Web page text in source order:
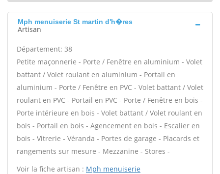
Mph menuiserie St martin d'h�res
Artisan
Département: 38
Petite maçonnerie - Porte / Fenêtre en aluminium - Volet
battant / Volet roulant en aluminium - Portail en
aluminium - Porte / Fenêtre en PVC - Volet battant / Volet
roulant en PVC - Portail en PVC - Porte / Fenêtre en bois -
Porte intérieure en bois - Volet battant / Volet roulant en
bois - Portail en bois - Agencement en bois - Escalier en
bois - Vitrerie - Véranda - Portes de garage - Placards et
rangements sur mesure - Mezzanine - Stores -
Voir la fiche artisan : Mph menuiserie